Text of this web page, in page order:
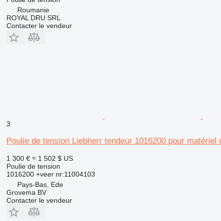
Roumanie
ROYAL DRU SRL
Contacter le vendeur
3
Poulie de tension Liebherr tendeur 1016200 pour matériel
1 300 € ≈ 1 502 $ US
Poulie de tension
1016200 +veer nr:11004103
Pays-Bas, Ede
Grovema BV
Contacter le vendeur